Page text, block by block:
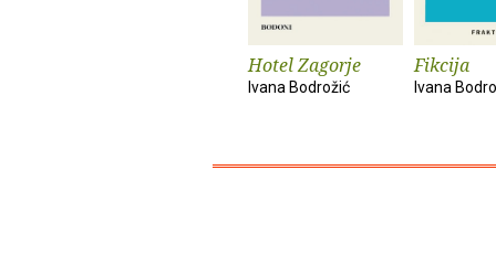
Hotel Zagorje
Ivana Bodrožić
Fikcija
Ivana